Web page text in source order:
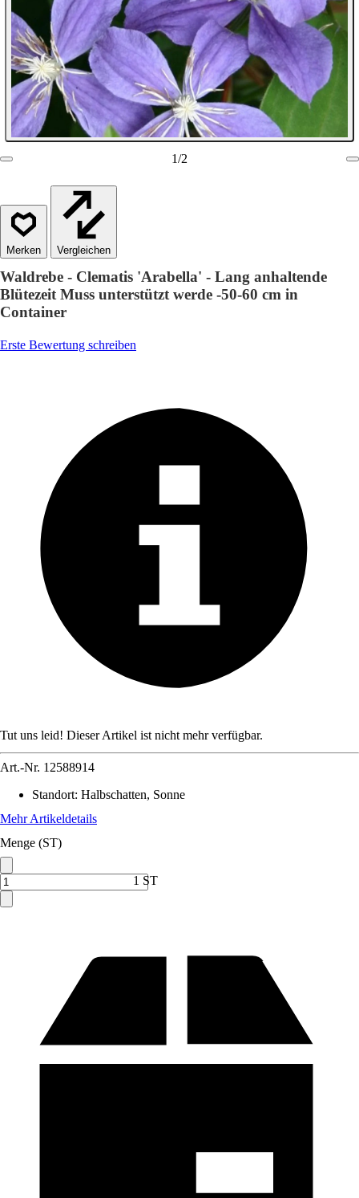
1/2
Vergleichen
Waldrebe - Clematis 'Arabella' - Lang anhaltende
Blütezeit Muss unterstützt werde -50-60 cm in
Container
Erste Bewertung schreiben
Tut uns leid! Dieser Artikel ist nicht mehr verfügbar.
Art.-Nr. 12588914
Standort: Halbschatten, Sonne
Mehr Artikeldetails
Menge (ST)
1 ST